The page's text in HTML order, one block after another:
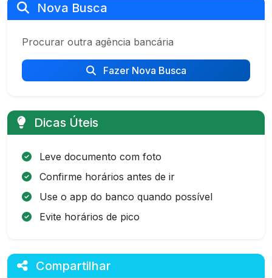
Nova Busca
Procurar outra agência bancária
Fazer Nova Busca
Dicas Úteis
Leve documento com foto
Confirme horários antes de ir
Use o app do banco quando possível
Evite horários de pico
Compartilhar